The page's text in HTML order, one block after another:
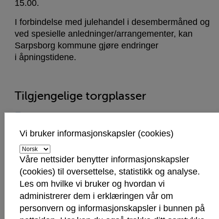
15.00.
I forbindelse med julehandel i desembermåned og
ved spesielle anledninger/arrangementer, kan
Sarpsborg kommune gjøre endringer
i åpningstidene.
Tilgjengelige torgplasser
salgsboder her. - PDF
Med strøm: Plass nr. 1, 2, 3 og 4 har strøm
tilgjengelig.
Uten strøm: Plass nr. 5, 6, 7, 8 og 9 har ikke strøm
tilgjengelig.
Vi bruker informasjonskapsler (cookies)
Våre nettsider benytter informasjonskapsler
(cookies) til oversettelse, statistikk og analyse.
Les om hvilke vi bruker og hvordan vi
administrerer dem i erklæringen vår om
personvern og informasjonskapsler i bunnen på